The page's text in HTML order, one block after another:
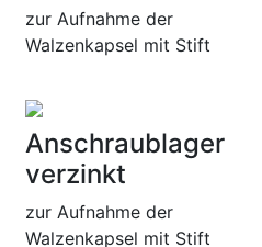
zur Aufnahme der
Walzenkapsel mit Stift
Anschraublager
verzinkt
zur Aufnahme der
Walzenkapsel mit Stift